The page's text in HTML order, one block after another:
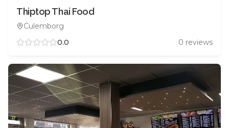
Thiptop Thai Food
Culemborg
0.0
0 reviews